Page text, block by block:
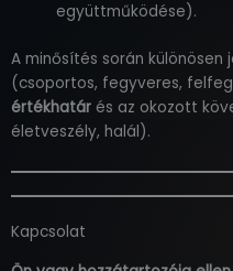
együttműködése).
A minősítés során különösen
(csoportos, fegyveres,
értékhatár és az okozott
életveszély, halál).
Kapcsolat